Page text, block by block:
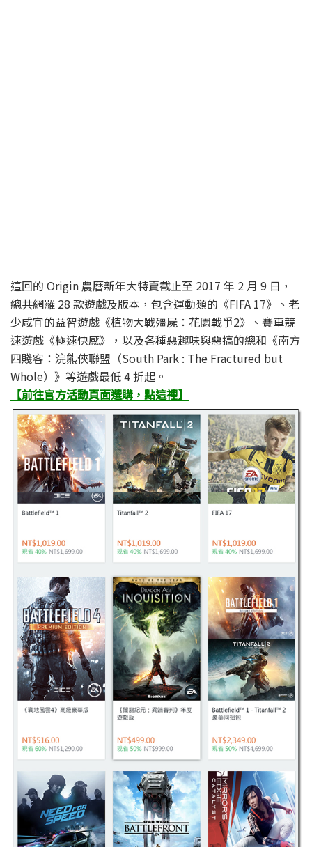
這回的 Origin 農曆新年大特賣截止至 2017 年 2 月 9 日，
總共網羅 28 款遊戲及版本，包含運動類的《FIFA 17》、老
少咸宜的益智遊戲《植物大戰殭屍：花園戰爭2》、賽車競
速遊戲《極速快感》，以及各種惡趣味與惡搞的總和《南方
四賤客：浣熊俠聯盟（South Park : The Fractured but
Whole）》等遊戲最低 4 折起。
【前往官方活動頁面選購，點這裡】